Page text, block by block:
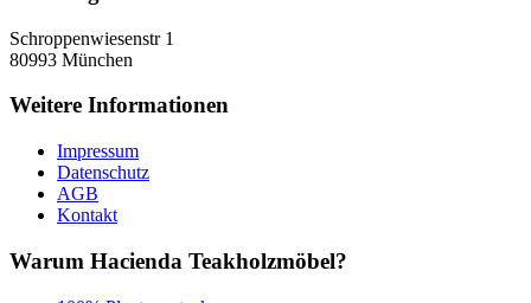
Schroppenwiesenstr 1
80993 München
Weitere Informationen
Impressum
Datenschutz
AGB
Kontakt
Warum Hacienda Teakholzmöbel?